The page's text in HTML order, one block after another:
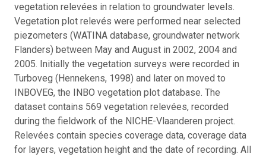
vegetation relevées in relation to groundwater levels.
Vegetation plot relevés were performed near selected
piezometers (WATINA database, groundwater network
Flanders) between May and August in 2002, 2004 and
2005. Initially the vegetation surveys were recorded in
Turboveg (Hennekens, 1998) and later on moved to
INBOVEG, the INBO vegetation plot database. The
dataset contains 569 vegetation relevées, recorded
during the fieldwork of the NICHE-Vlaanderen project.
Relevées contain species coverage data, coverage data
for layers, vegetation height and the date of recording. All